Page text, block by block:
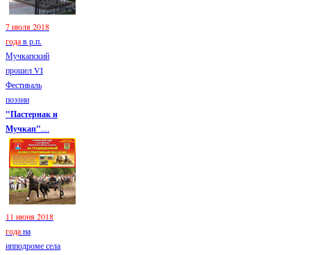
7 июля 2018
годав р.п.
Мучкапский
прошел VI
Фестиваль
поэзии
"Пастернак и
Мучкап"....
11 июня 2018
годана
ипподроме села